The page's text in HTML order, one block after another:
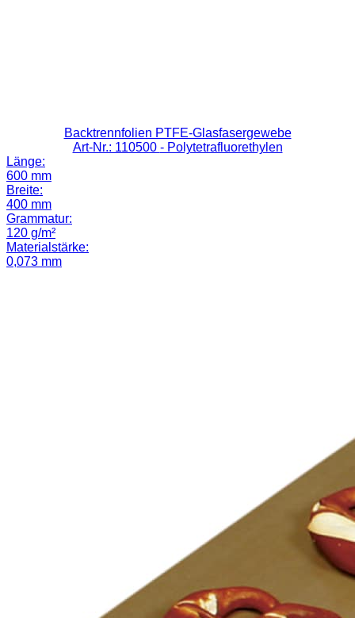
Backtrennfolien PTFE-Glasfasergewebe
Art-Nr.: 110500 - Polytetrafluorethylen
Länge:
600 mm
Breite:
400 mm
Grammatur:
120 g/m²
Materialstärke:
0,073 mm